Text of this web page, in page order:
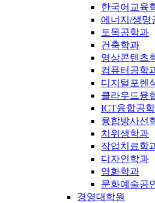
한국어교육
에너지/생명
토목공학과
건축학과
영상콘텐츠
컴퓨터공학
디지털포렌
클라우드융
ICT융합공
융합방사선
치위생학과
작업치료학
디자인학과
영화학과
문화예술공
경영대학원